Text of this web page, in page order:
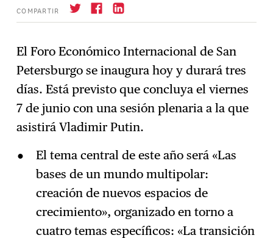
COMPARTIR
→ Suscríbase
El Foro Económico Internacional de San
Petersburgo se inaugura hoy y durará tres
días. Está previsto que concluya el viernes
7 de junio con una sesión plenaria a la que
asistirá Vladimir Putin.
El tema central de este año será «Las
bases de un mundo multipolar:
creación de nuevos espacios de
crecimiento», organizado en torno a
cuatro temas específicos: «La transición